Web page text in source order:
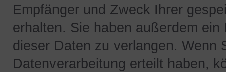
Empfänger und Zweck Ihrer
erhalten. Sie haben außerdem
dieser Daten zu verlangen. Wenn
Datenverarbeitung erteilt haben,